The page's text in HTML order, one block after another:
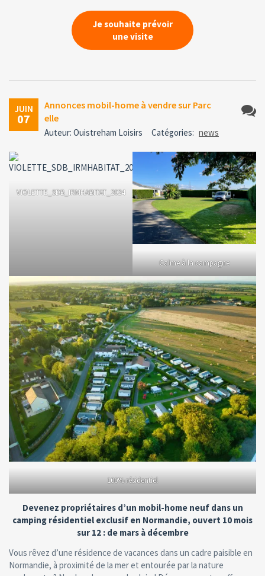
Je souhaite prévoir
une visite
JUIN
07
Annonces mobil-home à vendre sur Parc
elle
Auteur: Ouistreham Loisirs Catégories: news
VIOLETTE_SDB_IRMHABITAT_2024
Calme à la campagne
100% résidentiel
Devenez propriétaires d’un mobil-home neuf dans un
camping résidentiel exclusif en Normandie, ouvert 10 mois
sur 12 : de mars à décembre
Vous rêvez d’une résidence de vacances dans un cadre paisible en
Normandie, à proximité de la mer et entourée par la nature